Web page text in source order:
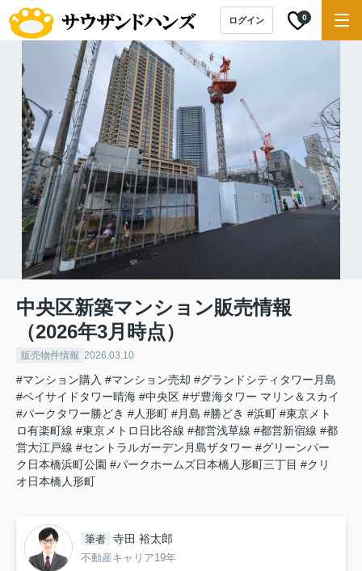
ログイン 0
中央区新築マンション販売情報
（2026年3月時点）
販売物件情報 2026.03.10
#マンション購入 #マンション売却 #グランドシティタワー月島
#ベイサイドタワー晴海 #中央区 #ザ豊海タワー マリン＆スカイ
#パークタワー勝どき #人形町 #月島 #勝どき #浜町 #東京メト
ロ有楽町線 #東京メトロ日比谷線 #都営浅草線 #都営新宿線 #都
営大江戸線 #セントラルガーデン月島ザタワー #グリーンパー
ク日本橋浜町公園 #パークホームズ日本橋人形町三丁目 #クリ
オ日本橋人形町
筆者 寺田 裕太郎
不動産キャリア19年